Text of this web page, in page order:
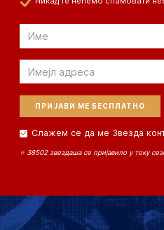
Email
Email
Слажем се да ме Звезда
⭐ 38502 звездаша се пријавило у току